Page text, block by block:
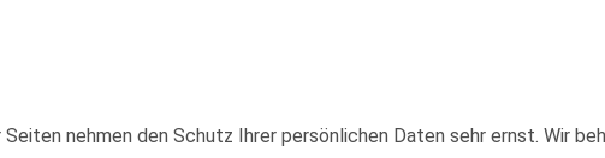
nehmen den Schutz Ihrer persönlichen Daten sehr ernst. Wir